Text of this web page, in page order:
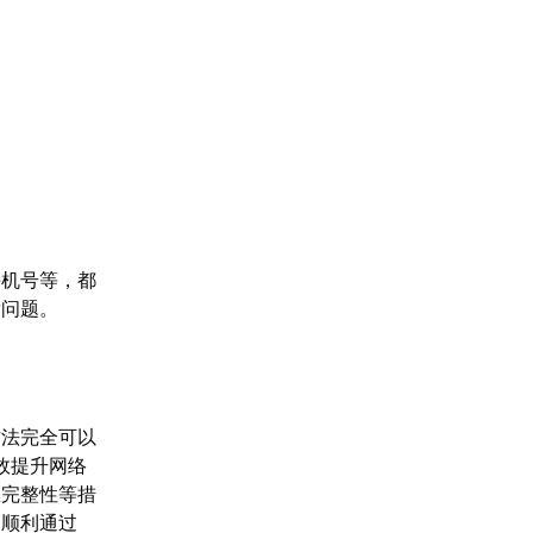
号等，都
题。
完全可以
提升网络
整性等措
利通过